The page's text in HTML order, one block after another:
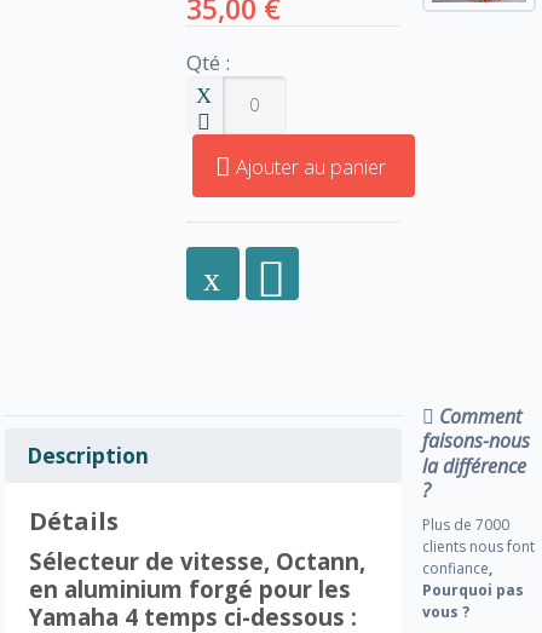
35,00 €
Qté :
Ajouter au panier
Description
Détails
Sélecteur de vitesse, Octann,
en aluminium forgé pour les
Yamaha 4 temps ci-dessous :
Comment
faisons-nous
la différence
?
Plus de 7000
clients nous font
confiance,
Pourquoi pas
vous ?